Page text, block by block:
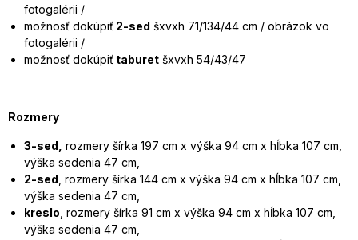
fotogalérii /
možnosť dokúpiť 2-sed šxvxh 71/134/44 cm / obrázok vo
fotogalérii /
možnosť dokúpiť taburet šxvxh 54/43/47
Rozmery
3-sed, rozmery šírka 197 cm x výška 94 cm x hĺbka 107 cm,
výška sedenia 47 cm,
2-sed , rozmery šírka 144 cm x výška 94 cm x hĺbka 107 cm,
výška sedenia 47 cm,
kreslo , rozmery šírka 91 cm x výška 94 cm x hĺbka 107 cm,
výška sedenia 47 cm,